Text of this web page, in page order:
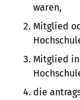
waren,
Mitglied
Mitglied
die